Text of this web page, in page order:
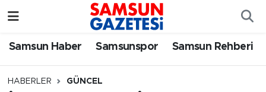
Samsun Haber Samsunspor Samsun Rehberi
HABERLER GÜNCEL
Samsun Haber
Samsunspor
Samsun Nöbetçi Eczaneler
Samsun Hava Durumu